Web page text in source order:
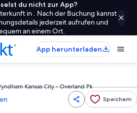
du nicht zur App?
in . Nach der Buchung kannst
jederzeit aufrufen und
an einem Ort.
App herunterladen
Kansas City - Overland Pk
Speichern